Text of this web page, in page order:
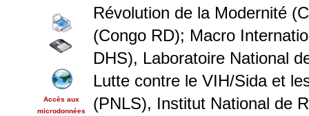
Accès aux
microdonnées
Révolution de la Modernité
(Congo RD); Macro
DHS), Laboratoire National
Lutte contre le VIH/Sida et
(PNLS), Institut National de